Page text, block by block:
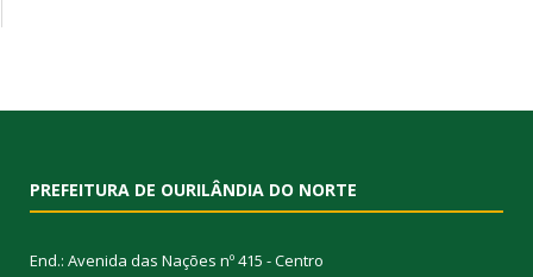
PREFEITURA DE OURILÂNDIA DO NORTE
End.: Avenida das Nações nº 415 - Centro